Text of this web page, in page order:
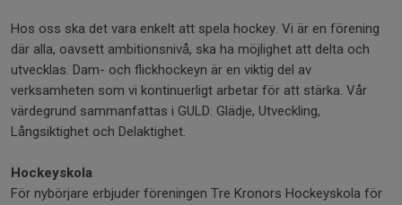
Hos oss ska det vara enkelt att spela hockey. Vi är en förening
där alla, oavsett ambitionsnivå, ska ha möjlighet att delta och
utvecklas. Dam- och flickhockeyn är en viktig del av
verksamheten som vi kontinuerligt arbetar för att stärka. Vår
värdegrund sammanfattas i GULD: Glädje, Utveckling,
Långsiktighet och Delaktighet.
Hockeyskola
För nybörjare erbjuder föreningen Tre Kronors Hockeyskola för